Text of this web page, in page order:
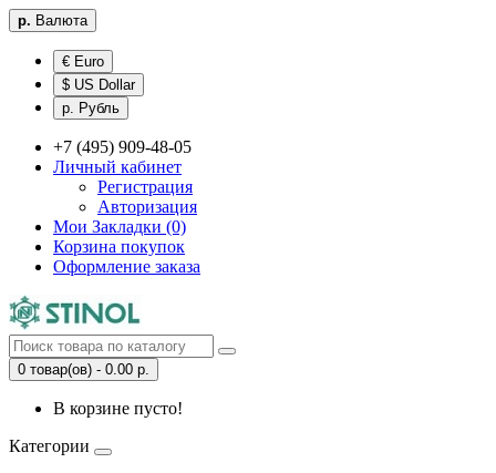
р. Валюта
€ Euro
$ US Dollar
р. Рубль
+7 (495) 909-48-05
Личный кабинет
Регистрация
Авторизация
Мои Закладки (0)
Корзина покупок
Оформление заказа
0 товар(ов) - 0.00 р.
В корзине пусто!
Категории